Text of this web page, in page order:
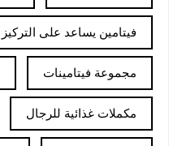
فيتامين يساعد على
مجموعة فيتامينات
مكملات غذائية للرجال